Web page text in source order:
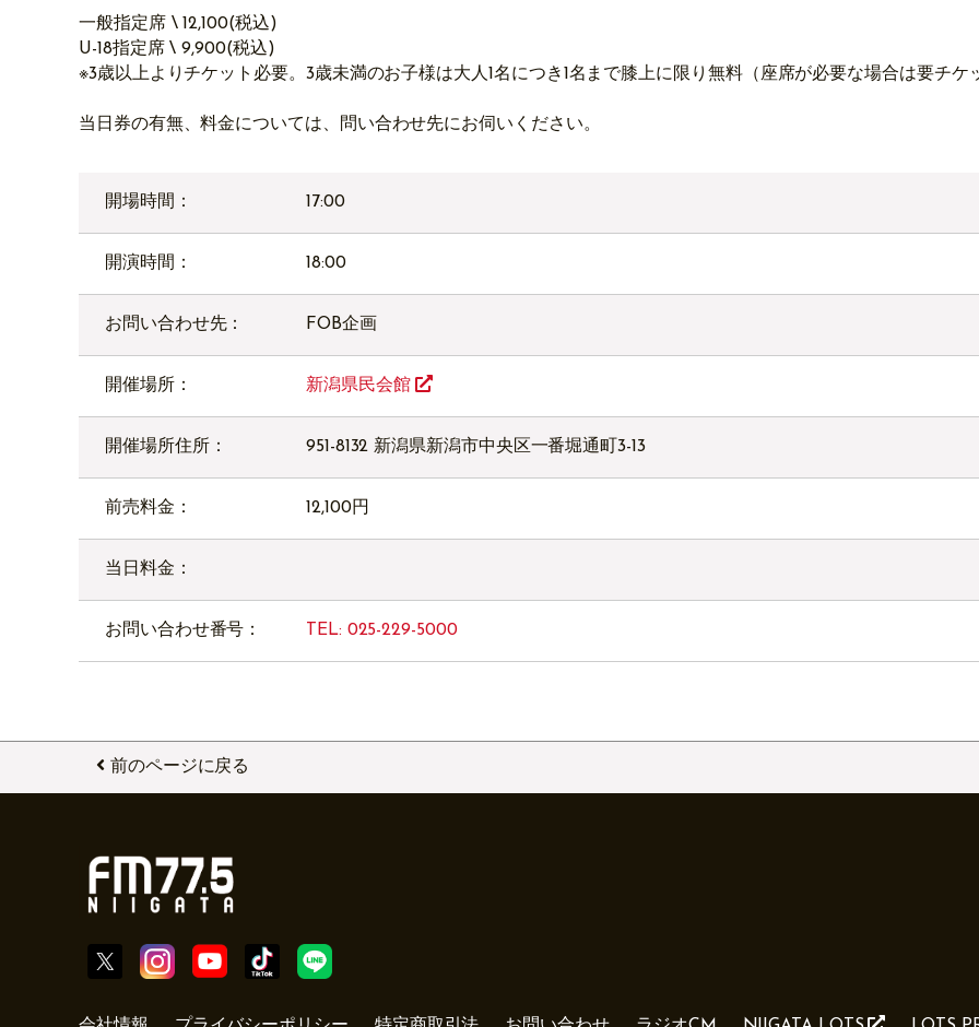
一般指定席 \ 12,100(税込)
U-18指定席 \ 9,900(税込)
※3歳以上よりチケット必要。3歳未満のお子様は大人1名につき1名まで膝上に限り無料（座席が必要な場合は要チケ
当日券の有無、料金については、問い合わせ先にお伺いください。
開場時間： 17:00
開演時間： 18:00
お問い合わせ先： FOB企画
開催場所： 新潟県民会館
開催場所住所： 951-8132 新潟県新潟市中央区一番堀通町3-13
前売料金： 12,100円
当日料金：
お問い合わせ番号： TEL: 025-229-5000
前のページに戻る